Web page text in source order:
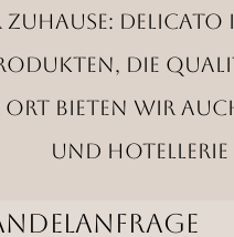
die
Ort bieten wir
und Hotellerie